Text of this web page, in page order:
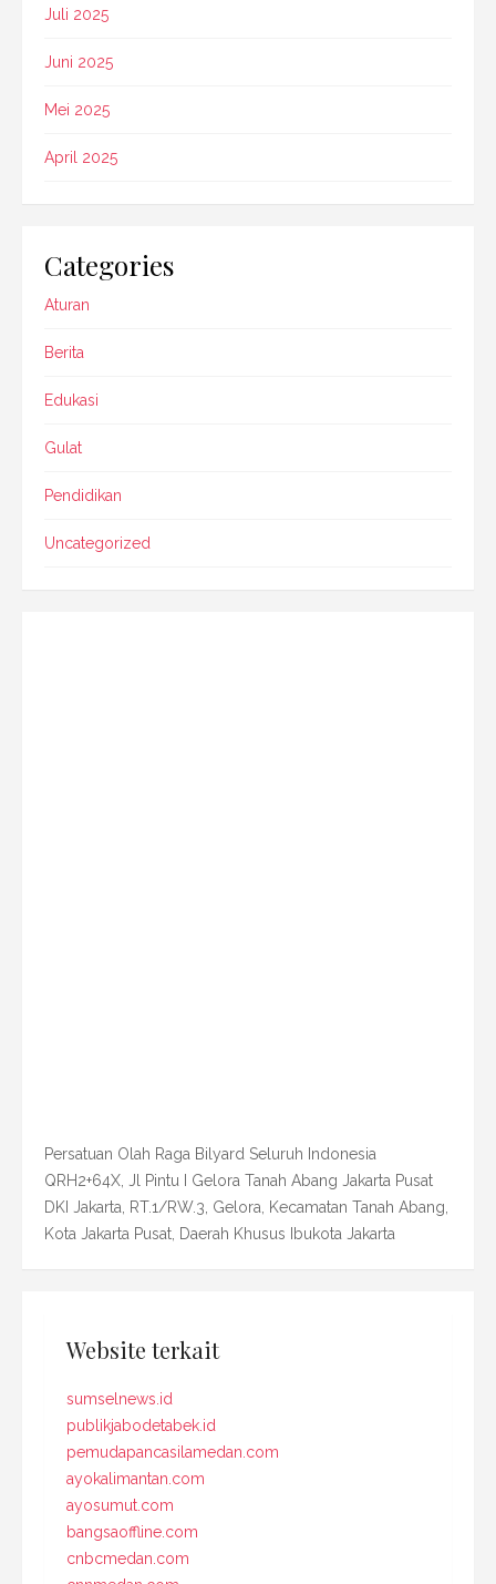
Juli 2025
Juni 2025
Mei 2025
April 2025
Categories
Aturan
Berita
Edukasi
Gulat
Pendidikan
Uncategorized
Persatuan Olah Raga Bilyard Seluruh Indonesia
QRH2+64X, Jl Pintu I Gelora Tanah Abang Jakarta Pusat
DKI Jakarta, RT.1/RW.3, Gelora, Kecamatan Tanah Abang,
Kota Jakarta Pusat, Daerah Khusus Ibukota Jakarta
Website terkait
sumselnews.id
publikjabodetabek.id
pemudapancasilamedan.com
ayokalimantan.com
ayosumut.com
bangsaoffline.com
cnbcmedan.com